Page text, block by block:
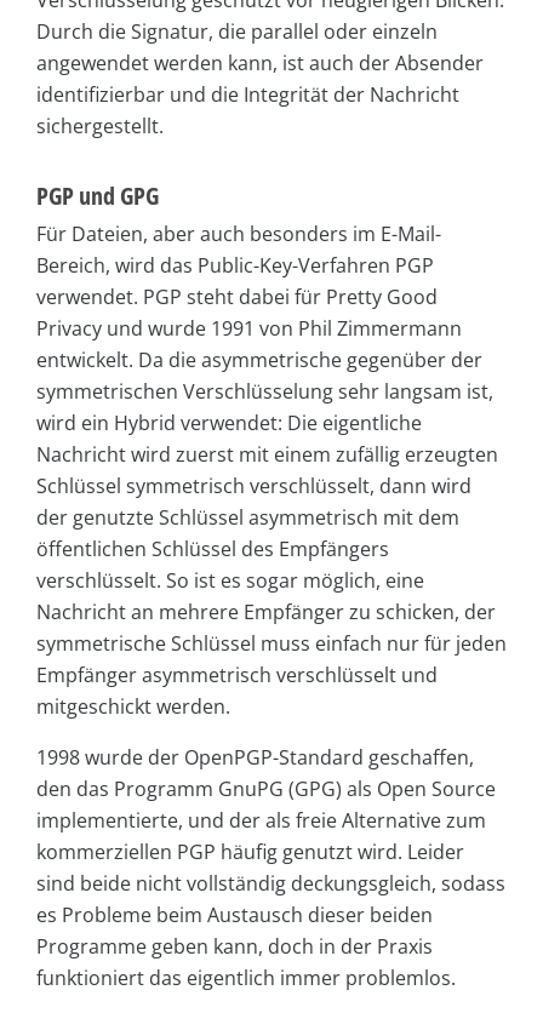
Durch die Signatur, die parallel oder einzeln
angewendet werden kann, ist auch der Absender
identifizierbar und die Integrität der Nachricht
sichergestellt.
PGP und GPG
Für Dateien, aber auch besonders im E-Mail-
Bereich, wird das Public-Key-Verfahren PGP
verwendet. PGP steht dabei für Pretty Good
Privacy und wurde 1991 von Phil Zimmermann
entwickelt. Da die asymmetrische gegenüber der
symmetrischen Verschlüsselung sehr langsam ist,
wird ein Hybrid verwendet: Die eigentliche
Nachricht wird zuerst mit einem zufällig erzeugten
Schlüssel symmetrisch verschlüsselt, dann wird
der genutzte Schlüssel asymmetrisch mit dem
öffentlichen Schlüssel des Empfängers
verschlüsselt. So ist es sogar möglich, eine
Nachricht an mehrere Empfänger zu schicken, der
symmetrische Schlüssel muss einfach nur für jeden
Empfänger asymmetrisch verschlüsselt und
mitgeschickt werden.
1998 wurde der OpenPGP-Standard geschaffen,
den das Programm GnuPG (GPG) als Open Source
implementierte, und der als freie Alternative zum
kommerziellen PGP häufig genutzt wird. Leider
sind beide nicht vollständig deckungsgleich, sodass
es Probleme beim Austausch dieser beiden
Programme geben kann, doch in der Praxis
funktioniert das eigentlich immer problemlos.